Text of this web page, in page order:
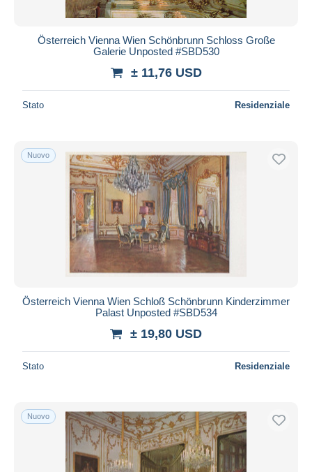
Österreich Vienna Wien Schönbrunn Schloss Große
Galerie Unposted #SBD530
± 11,76 USD
Stato Residenziale
Nuovo
Österreich Vienna Wien Schloß Schönbrunn Kinderzimmer
Palast Unposted #SBD534
± 19,80 USD
Stato Residenziale
Nuovo